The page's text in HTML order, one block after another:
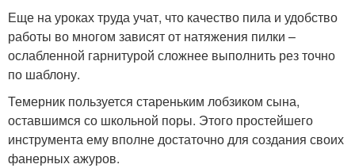
Еще на уроках труда учат, что качество пила и удобство
работы во многом зависят от натяжения пилки –
ослабленной гарнитурой сложнее выполнить рез точно
по шаблону.
Темерник пользуется стареньким лобзиком сына,
оставшимся со школьной поры. Этого простейшего
инструмента ему вполне достаточно для создания своих
фанерных ажуров.